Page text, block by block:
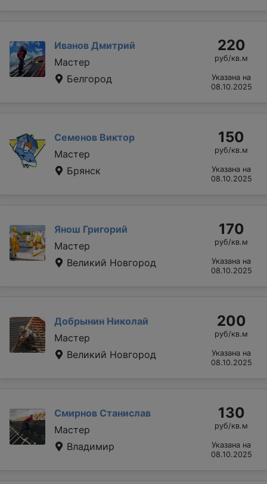
Иванов Дмитрий
Мастер
Белгород
220
руб/кв.м
Указана на
08.10.2025
Семенов Виктор
Мастер
Брянск
150
руб/кв.м
Указана на
08.10.2025
Янош Григорий
Мастер
Великий Новгород
170
руб/кв.м
Указана на
08.10.2025
Добрынин Николай
Мастер
Великий Новгород
200
руб/кв.м
Указана на
08.10.2025
Смирнов Станислав
Мастер
Владимир
130
руб/кв.м
Указана на
08.10.2025